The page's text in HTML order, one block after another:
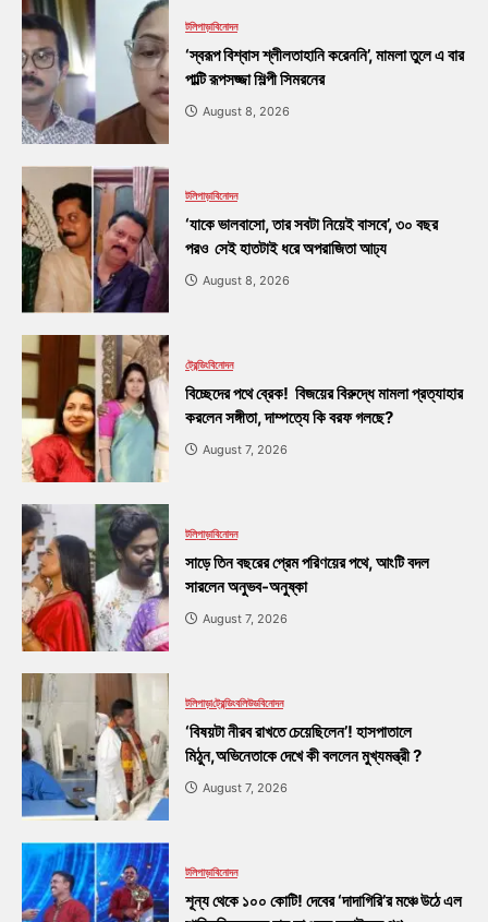
টলিপাড়াবিনোদন
‘স্বরূপ বিশ্বাস শ্লীলতাহানি করেননি’, মামলা তুলে এ বার
পাল্টি রূপসজ্জা শিল্পী সিমরনের
August 8, 2026
টলিপাড়াবিনোদন
‘যাকে ভালবাসো, তার সবটা নিয়েই বাসবে’, ৩০ বছর
পরও সেই হাতটাই ধরে অপরাজিতা আঢ্য
August 8, 2026
ট্রেন্ডিংবিনোদন
বিচ্ছেদের পথে ব্রেক! বিজয়ের বিরুদ্ধে মামলা প্রত্যাহার
করলেন সঙ্গীতা, দাম্পত্যে কি বরফ গলছে?
August 7, 2026
টলিপাড়াবিনোদন
সাড়ে তিন বছরের প্রেম পরিণয়ের পথে, আংটি বদল
সারলেন অনুভব-অনুষ্কা
August 7, 2026
টলিপাড়াট্রেন্ডিংবলিউডবিনোদন
‘বিষয়টা নীরব রাখতে চেয়েছিলেন’! হাসপাতালে
মিঠুন,অভিনেতাকে দেখে কী বললেন মুখ্যমন্ত্রী ?
August 7, 2026
টলিপাড়াবিনোদন
শূন্য থেকে ১০০ কোটি! দেবের ‘দাদাগিরি’র মঞ্চে উঠে এল